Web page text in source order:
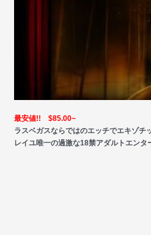
最安値!! $85.00~
ラスベガスならではのエッチでエキゾチ
レイユ唯一の過激な18禁アダルトエンタ